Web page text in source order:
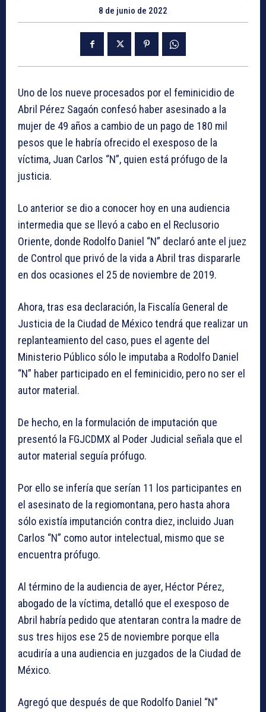
8 de junio de 2022
Uno de los nueve procesados por el feminicidio de
Abril Pérez Sagaón confesó haber asesinado a la
mujer de 49 años a cambio de un pago de 180 mil
pesos que le habría ofrecido el exesposo de la
víctima, Juan Carlos “N”, quien está prófugo de la
justicia.
Lo anterior se dio a conocer hoy en una audiencia
intermedia que se llevó a cabo en el Reclusorio
Oriente, donde Rodolfo Daniel “N” declaró ante el juez
de Control que privó de la vida a Abril tras dispararle
en dos ocasiones el 25 de noviembre de 2019.
Ahora, tras esa declaración, la Fiscalía General de
Justicia de la Ciudad de México tendrá que realizar un
replanteamiento del caso, pues el agente del
Ministerio Público sólo le imputaba a Rodolfo Daniel
“N” haber participado en el feminicidio, pero no ser el
autor material.
De hecho, en la formulación de imputación que
presentó la FGJCDMX al Poder Judicial señala que el
autor material seguía prófugo.
Por ello se infería que serían 11 los participantes en
el asesinato de la regiomontana, pero hasta ahora
sólo existía imputanción contra diez, incluido Juan
Carlos “N” como autor intelectual, mismo que se
encuentra prófugo.
Al término de la audiencia de ayer, Héctor Pérez,
abogado de la víctima, detalló que el exesposo de
Abril habría pedido que atentaran contra la madre de
sus tres hijos ese 25 de noviembre porque ella
acudiría a una audiencia en juzgados de la Ciudad de
México.
Agregó que después de que Rodolfo Daniel “N”